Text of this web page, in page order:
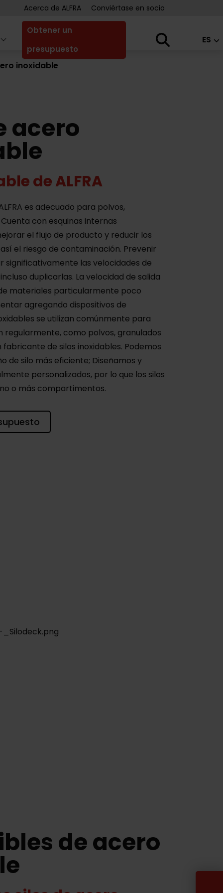
Acerca de ALFRA Conviértase en socio
Obtener un
presupuesto
ES
inoxidable
acero
de ALFRA
es adecuado para polvos,
con esquinas internas
el flujo de producto y reducir los
el riesgo de contaminación. Prevenir
significativamente las velocidades de
duplicarlas. La velocidad de salida
materiales particularmente poco
agregando dispositivos de
se utilizan comúnmente para
regularmente, como polvos, granulados
fabricante de silos inoxidables. Podemos
de silo más eficiente; Diseñamos y
personalizados, por lo que los silos
o más compartimentos.
de acero